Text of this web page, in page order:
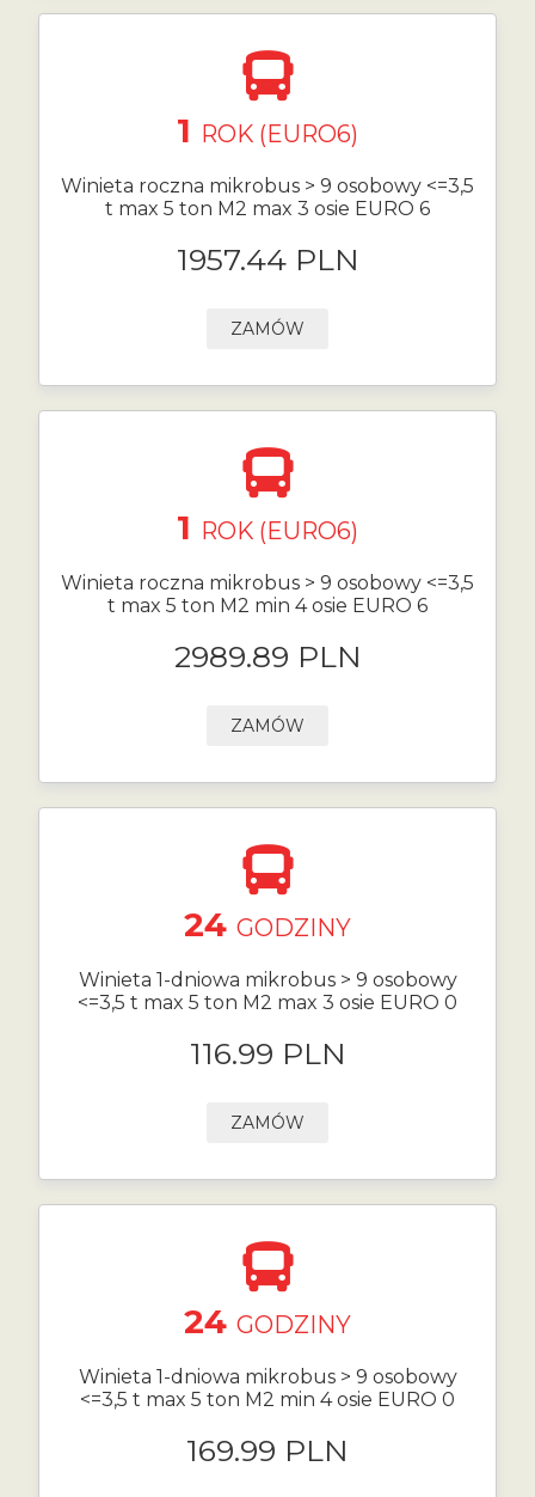
1 ROK (EURO6)
Winieta roczna mikrobus > 9 osobowy <=3,5
t max 5 ton M2 max 3 osie EURO 6
1957.44 PLN
ZAMÓW
1 ROK (EURO6)
Winieta roczna mikrobus > 9 osobowy <=3,5
t max 5 ton M2 min 4 osie EURO 6
2989.89 PLN
ZAMÓW
24 GODZINY
Winieta 1-dniowa mikrobus > 9 osobowy
<=3,5 t max 5 ton M2 max 3 osie EURO 0
116.99 PLN
ZAMÓW
24 GODZINY
Winieta 1-dniowa mikrobus > 9 osobowy
<=3,5 t max 5 ton M2 min 4 osie EURO 0
169.99 PLN